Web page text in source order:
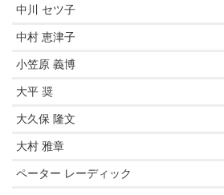
中川 セツ子
中村 恵津子
小笠原 義博
大平 奨
大久保 隆文
大村 雅章
ペーター レーディック